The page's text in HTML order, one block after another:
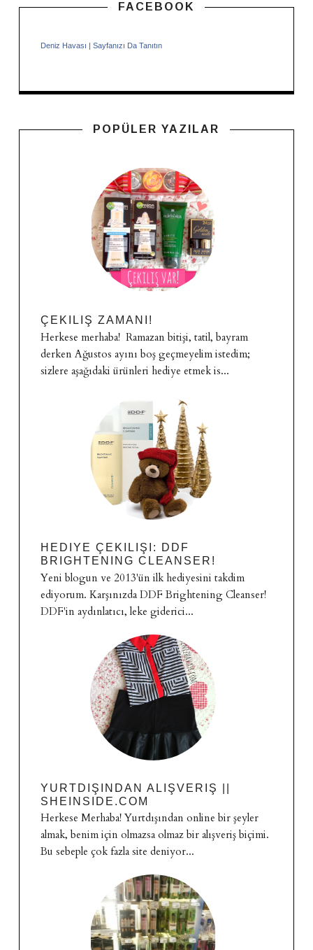
FACEBOOK
Deniz Havası Sayfanızı Da Tanıtın
POPÜLER YAZILAR
ÇEKILIŞ ZAMANI!
Herkese merhaba! Ramazan bitişi, tatil, bayram
derken Ağustos ayını boş geçmeyelim istedim;
sizlere aşağıdaki ürünleri hediye etmek is...
HEDIYE ÇEKILIŞI: DDF
BRIGHTENING CLEANSER!
Yeni blogun ve 2013'ün ilk hediyesini takdim
ediyorum. Karşınızda DDF Brightening Cleanser!
DDF'in aydınlatıcı, leke giderici...
YURTDIŞINDAN ALIŞVERIŞ ||
SHEINSIDE.COM
Herkese Merhaba! Yurtdışından online bir şeyler
almak, benim için olmazsa olmaz bir alışveriş biçimi.
Bu sebeple çok fazla site deniyor...